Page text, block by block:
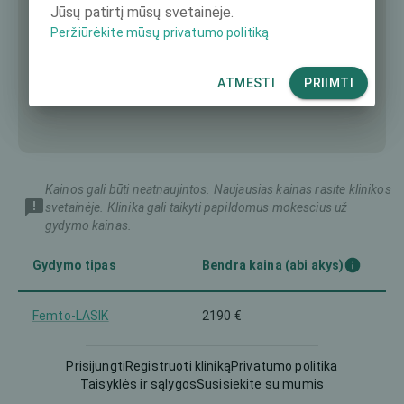
Kainos gali būti neatnaujintos. Naujausias kainas rasite klinikos
svetainėje. Klinika gali taikyti papildomus mokescius už
gydymo kainas.
Gydymo tipas Bendra kaina (abi akys)
Femto-LASIK 2190 €
Intraokulinis lęšis (IOL) 4542 €
PrisijungtiRegistruoti klinikąPrivatumo politika
Taisyklės ir sąlygosSusisiekite su mumis
Jūsų patirtį mūsų svetainėje.
Peržiūrėkite mūsų privatumo politiką
ATMESTI PRIIMTI